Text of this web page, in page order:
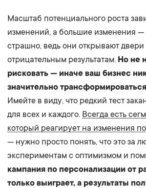
Масштаб потенциального роста
изменений, а большие изменения —
страшно, ведь они открывают
отрицательным результатам. Но не
рисковать — иначе ваш бизнес
значительно
Имейте в виду, что редкий тест
для всех и каждого. Всегда есть
который реагирует на изменения
— нужно просто понять, что это за
экспериментам с оптимизмом и
кампания по персонализации от
только выиграет, а результаты